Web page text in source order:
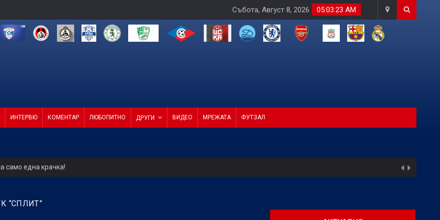
05:03:25 AM
Събота, Август 8, 2026
ИНТЕРВЮ КОМЕНТАР ЛЮБОПИТНО ДРУГИ ВИДЕО МРЕЖАТА ФУТЗАЛ
само една крачка!
от 4 в efbet Лига (ВИДЕО)
“СПЛИТ”